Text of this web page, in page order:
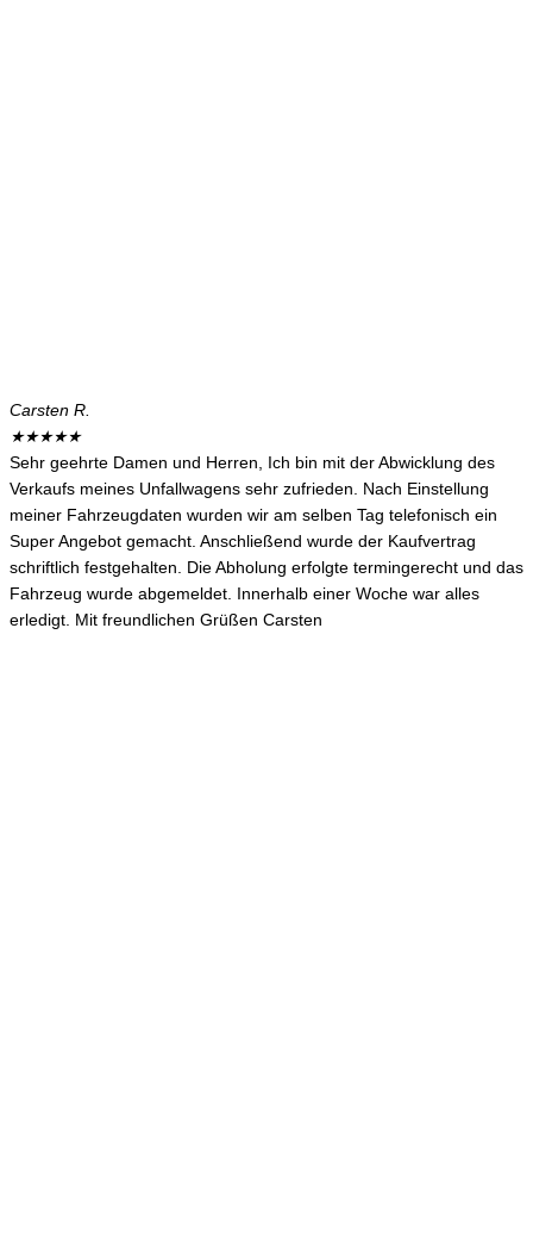
Carsten R.
★★★★★
Sehr geehrte Damen und Herren, Ich bin mit der Abwicklung des
Verkaufs meines Unfallwagens sehr zufrieden. Nach Einstellung
meiner Fahrzeugdaten wurden wir am selben Tag telefonisch ein
Super Angebot gemacht. Anschließend wurde der Kaufvertrag
schriftlich festgehalten. Die Abholung erfolgte termingerecht und das
Fahrzeug wurde abgemeldet. Innerhalb einer Woche war alles
erledigt. Mit freundlichen Grüßen Carsten